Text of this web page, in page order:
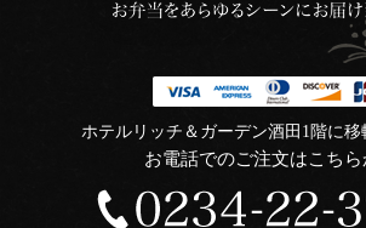
ホテルリッチ＆ガーデン酒田1階に移
お電話でのご注文はこちら